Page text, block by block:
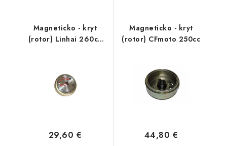
Magneticko - kryt
(rotor) Linhai 260cc
29,60 €
Magneticko - kryt
(rotor) CFmoto 250cc
44,80 €